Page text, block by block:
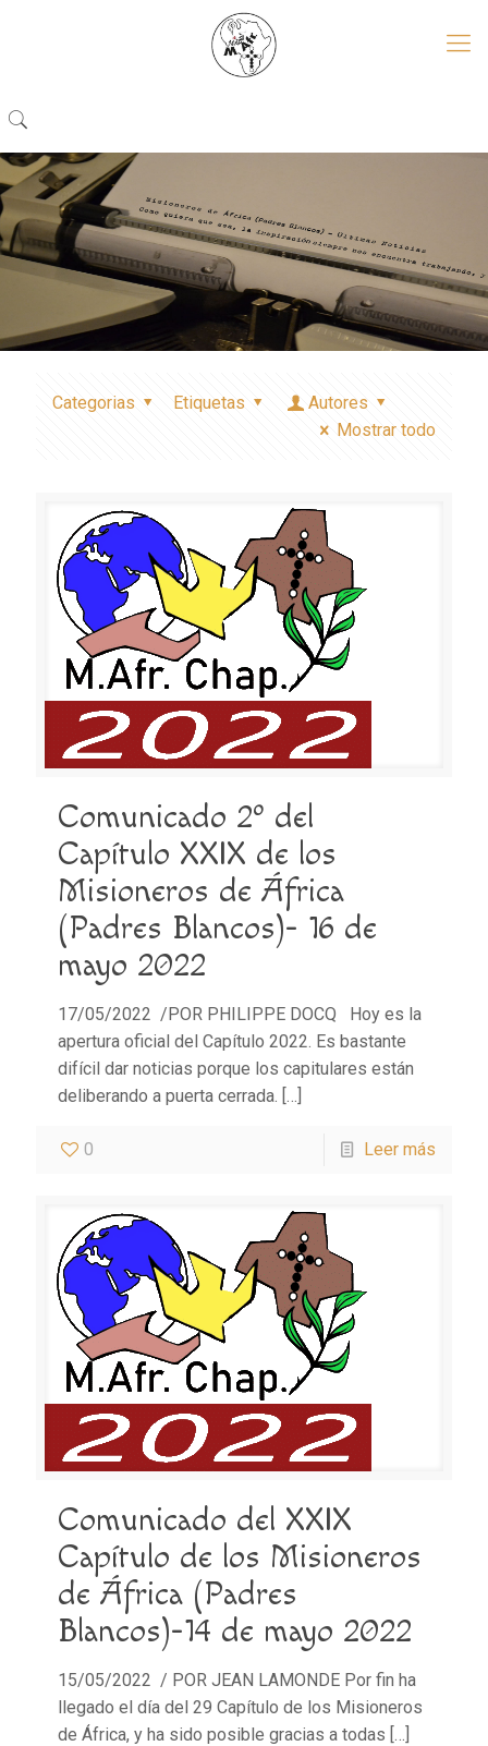
Categorias Etiquetas
Autores
Mostrar todo
Comunicado 2º del
Capítulo XXIX de los
Misioneros de África
(Padres Blancos)- 16 de
mayo 2022
17/05/2022 /POR PHILIPPE DOCQ Hoy es la
apertura oficial del Capítulo 2022. Es bastante
difícil dar noticias porque los capitulares están
deliberando a puerta cerrada. […]
0 Leer más
Comunicado del XXIX
Capítulo de los Misioneros
de África (Padres
Blancos)-14 de mayo 2022
15/05/2022 / POR JEAN LAMONDE Por fin ha
llegado el día del 29 Capítulo de los Misioneros
de África, y ha sido posible gracias a todas […]